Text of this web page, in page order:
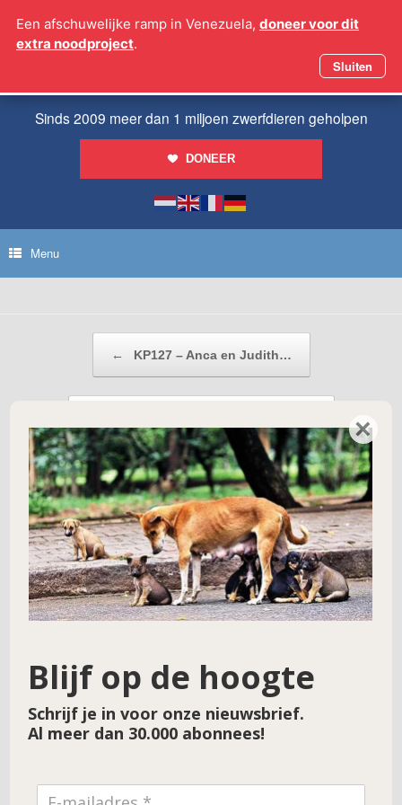
naar
Sinds 2009 meer dan 1 miljoen zwerfdieren geholpen
DONEER
Menu
← KP127 – Anca en Judith…
Een afschuwelijke ramp in Venezuela, doneer voor dit
extra noodproject.
Sluiten
×
Blijf op de hoogte
Schrijf je in voor onze nieuwsbrief.
Al meer dan 30.000 abonnees!